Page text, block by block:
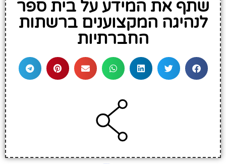
שתף את המידע על בית ספר
לנהיגה המקצוענים ברשתות
החברתיות